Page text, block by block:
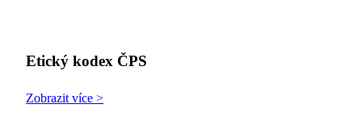
Etický kodex ČPS
Zobrazit více >